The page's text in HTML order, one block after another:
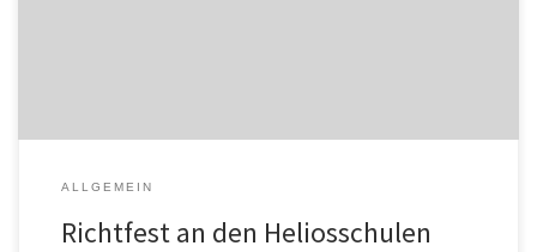
ALLGEMEIN
Richtfest an den Heliosschulen